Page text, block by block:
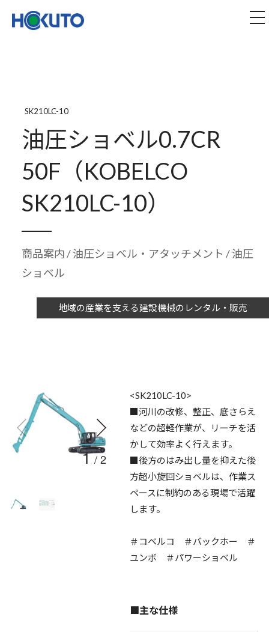
SK210LC-10
油圧ショベル0.7CR
50F（KOBELCO
SK210LC-10）
商品案内/油圧ショベル・アタッチメント / 油圧
ショベル
地域の産業を支える建設機械のレンタル・販売
1/2
<SK210LC-10>
■河川の改修、整正、底さらえ
などの超軽作業が、リーチを活
かして効率よく行えます。
■後方のはみ出し量を抑えた後
方超小旋回ショベルは、作業ス
ペースに制約のある現場で活躍
します。
＃コベルコ ＃バックホー ＃
ユンボ ＃パワーショベル
■主な仕様